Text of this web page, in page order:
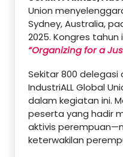
Union
Sydney, Australia,
2025. Kongres
“Organizing for a
Sekitar 800 delegasi
IndustriALL Global
dalam kegiatan ini.
peserta yang hadir
aktivis
keterwakilan